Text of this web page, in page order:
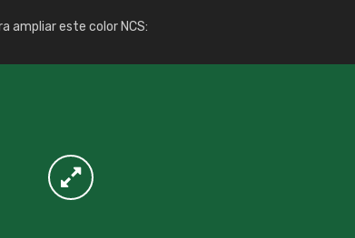
ampliar este color NCS: